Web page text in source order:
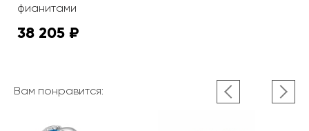
фианитами
38 205 ₽
Вам понравится: